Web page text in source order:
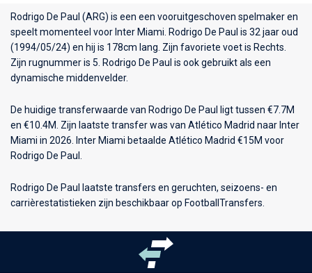
Rodrigo De Paul (ARG) is een een vooruitgeschoven spelmaker en
speelt momenteel voor Inter Miami . Rodrigo De Paul is 32 jaar oud
(1994/05/24) en hij is 178cm lang. Zijn favoriete voet is Rechts.
Zijn rugnummer is 5. Rodrigo De Paul is ook gebruikt als een
dynamische middenvelder.
De huidige transferwaarde van Rodrigo De Paul ligt tussen €7.7M
en €10.4M. Zijn laatste transfer was van Atlético Madrid naar Inter
Miami in 2026. Inter Miami betaalde Atlético Madrid €15M voor
Rodrigo De Paul.
Rodrigo De Paul laatste transfers en geruchten, seizoens- en
carrièrestatistieken zijn beschikbaar op FootballTransfers.